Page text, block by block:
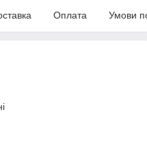
Оплата Умови